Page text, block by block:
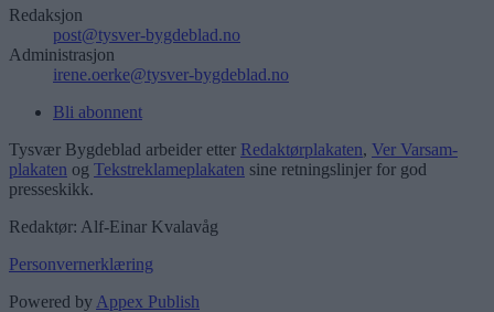
Redaksjon
post@tysver-bygdeblad.no
Administrasjon
irene.oerke@tysver-bygdeblad.no
Bli abonnent
Tysvær Bygdeblad arbeider etter Redaktørplakaten, Ver Varsam-
plakaten og Tekstreklameplakaten sine retningslinjer for god
presseskikk.
Redaktør: Alf-Einar Kvalavåg
Personvernerklæring
Powered by Appex Publish